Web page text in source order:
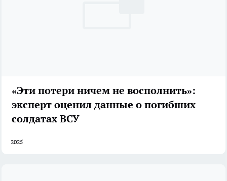
«Эти потери ничем не восполнить»:
эксперт оценил данные о погибших
солдатах ВСУ
2025